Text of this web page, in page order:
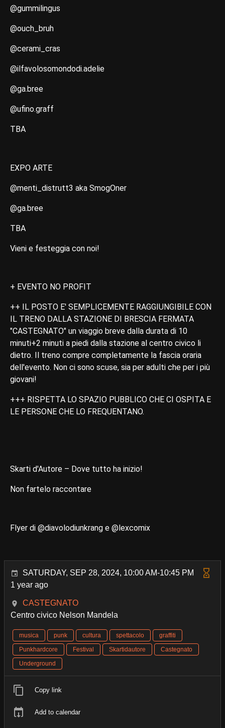
@gummilingus
@ouch_bruh
@cerami_cras
@ilfavolosomondodi.adelie
@ga.bree
@ufino.graff
TBA
EXPO ARTE
@menti_distrutt3 aka SmogOner
@ga.bree
TBA
Vieni e festeggia con noi!
+ EVENTO NO PROFIT
++ IL POSTO E' SEMPLICEMENTE RAGGIUNGIBILE CON
IL TRENO DALLA STAZIONE DI BRESCIA FERMATA
"CASTEGNATO" un viaggio breve dalla durata di 10
minuti+2 minuti a piedi dalla stazione al centro civico li
dietro. Il treno compre completamente la fascia oraria
dell'evento. Non ci sono scuse, sia per adulti che per i più
giovani!
+++ RISPETTA LO SPAZIO PUBBLICO CHE CI OSPITA E
LE PERSONE CHE LO FREQUENTANO.
Skarti d'Autore – Dove tutto ha inizio!
Non fartelo raccontare
Flyer di @diavolodiunkrang e @lexcomix
SATURDAY, SEP 28, 2024, 10:00 AM-10:45 PM
1 year ago
CASTEGNATO
Centro civico Nelson Mandela
musica punk cultura spettacolo
graffiti
Punkhardcore
Festival Skartidautore
Castegnato
Underground
Copy link
Add to calendar